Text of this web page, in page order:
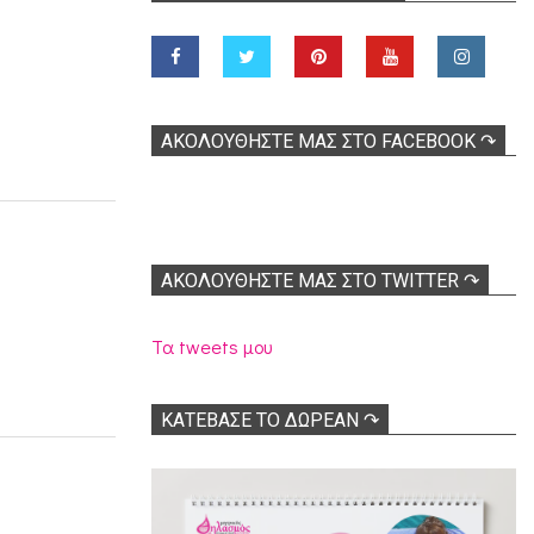
ΑΚΟΛOΥΘΉΣΤΕ ΜΑΣ ΣΤΟ FACEBOOK ↷
ΑΚΟΛΟΥΘΉΣΤΕ ΜΑΣ ΣΤΟ TWITTER ↷
Τα tweets μου
ΚΑΤΕΒΑΣΕ ΤΟ ΔΩΡΕΑΝ ↷